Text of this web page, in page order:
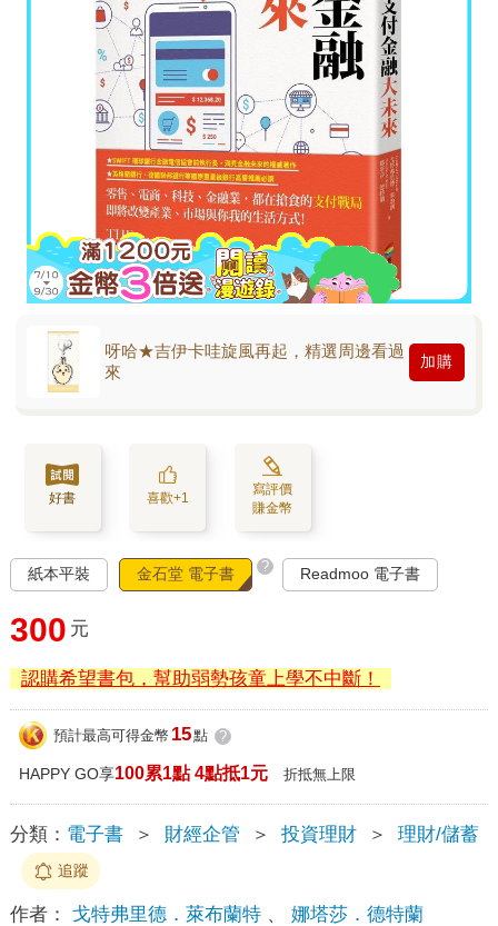
呀哈★吉伊卡哇旋風再起，精選周邊看過
來
加購
好書 喜歡+1
寫評價
賺金幣
紙本平裝 金石堂 電子書 ? Readmoo 電子書
300 元
認購希望書包，幫助弱勢孩童上學不中斷！
預計最高可得金幣 15點 ?
HAPPY GO享100累1點 4點抵1元 折抵無上限
分類： 電子書 ＞ 財經企管 ＞ 投資理財 ＞ 理財/儲蓄
追蹤
作者： 戈特弗里德．萊布蘭特、 娜塔莎．德特蘭